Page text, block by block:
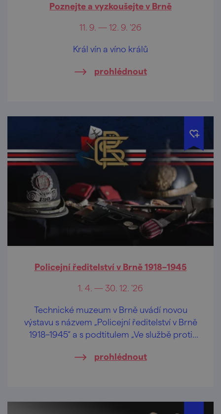
Poznejte a vyzkoušejte v Brně
11. 9. — 12. 9. '26
Král vín a víno králů
prohlédnout
Policejní ředitelství v Brně 1918–1945
1. 4. — 30. 12. '26
Technické muzeum v Brně uvádí novou
výstavu s názvem „Policejní ředitelství v Brně
1918–1945“ a s podtitulem „Ve službě proti
prohlédnout